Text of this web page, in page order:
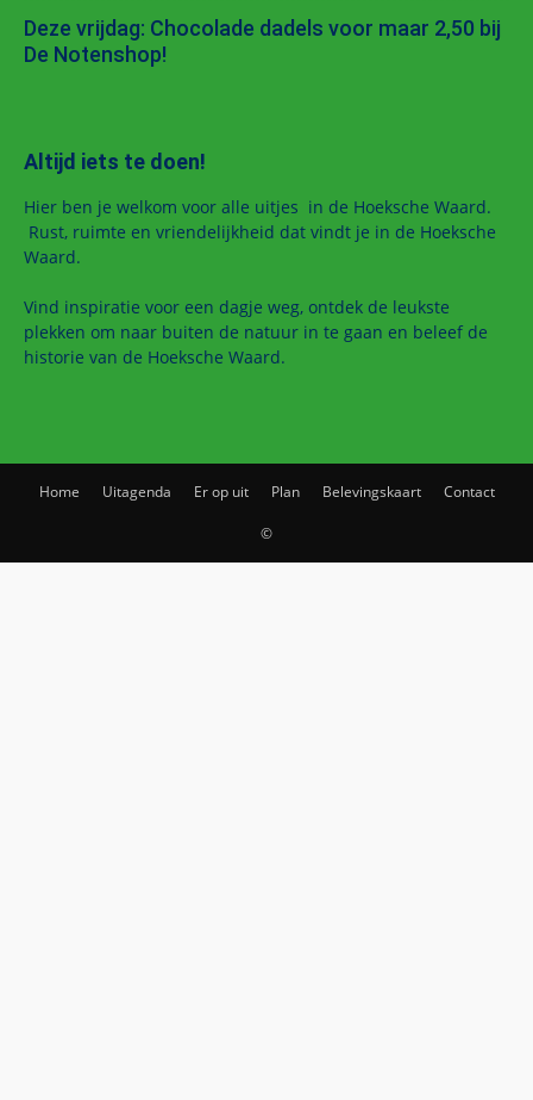
Deze vrijdag: Chocolade dadels voor maar 2,50 bij
De Notenshop!
Altijd iets te doen!
Hier ben je welkom voor alle uitjes in de Hoeksche Waard.
Rust, ruimte en vriendelijkheid dat vindt je in de Hoeksche
Waard.
Vind inspiratie voor een dagje weg, ontdek de leukste
plekken om naar buiten de natuur in te gaan en beleef de
historie van de Hoeksche Waard.
Home Uitagenda Er op uit Plan Belevingskaart Contact
©